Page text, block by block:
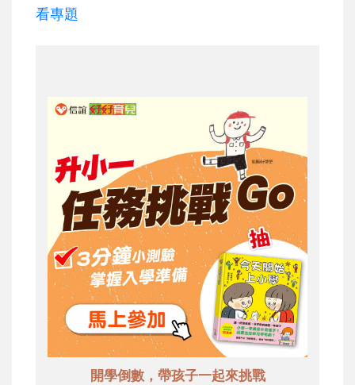
看專題
開學倒數，帶孩子一起來挑戰